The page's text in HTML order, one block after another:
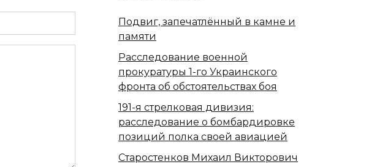
Подвиг, запечатлённый в камне и
памяти
Расследование военной
прокуратуры 1-го Украинского
фронта об обстоятельствах боя
191-я стрелковая дивизия:
расследование о бомбардировке
позиций полка своей авиацией
Старостенков Михаил Викторович